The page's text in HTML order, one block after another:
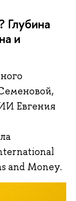
и
Евгения
and Money.